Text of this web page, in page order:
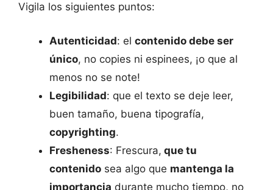
Vigila los siguientes puntos:
Autenticidad: el contenido debe ser
único, no copies ni espinees, ¡o que al
menos no se note!
Legibilidad: que el texto se deje leer,
buen tamaño, buena tipografía,
copyrighting.
Fresheness: Frescura, que tu
contenido sea algo que mantenga la
importancia durante mucho tiempo, no